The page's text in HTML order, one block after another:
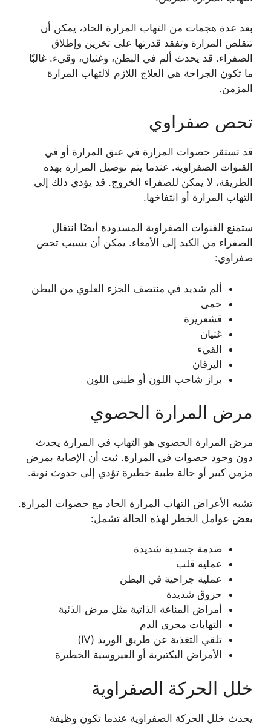
بعد عدة هجمات من التهاب المرارة الحاد، يمكن أن
تتقلص المرارة وتفقد قدرتها على تخزين وإطلاق
الصفراء. قد يحدث ألم في البطن، وغثيان، وقيء. غالبًا
ما تكون الجراحة هي العلاج اللازم لالتهاب المرارة
المزمن.
تحص صفراوي
قد تستقر حصوات المرارة في عنق المرارة أو في
القنوات الصفراوية. عندما يتم توصيل المرارة بهذه
الطريقة، لا يمكن للصفراء الخروج. قد يؤدي ذلك إلى
التهاب المرارة أو انتفاخها.
ستمنع القنوات الصفراوية المسدودة أيضًا انتقال
الصفراء من الكبد إلى الأمعاء. يمكن أن يسبب تحص
صفراوي:
ألم شديد في منتصف الجزء العلوي من البطن
حمى
قشعريرة
غثيان
القيء
اليرقان
براز شاحب اللون أو طيني اللون
مرض المرارة الحصوي
مرض المرارة الحصوي هو التهاب في المرارة يحدث
دون وجود حصوات في المرارة. ثبت أن الإصابة بمرض
مزمن كبير أو حالة طبية خطيرة تؤدي إلى حدوث نوبة.
تشبه الأعراض التهاب المرارة الحاد مع حصوات المرارة.
بعض عوامل الخطر لهذه الحالة تشمل:
صدمة جسدية شديدة
عملية قلب
عملية جراحية في البطن
حروق شديدة
أمراض المناعة الذاتية مثل مرض الذئبة
التهابات مجرى الدم
تلقي التغذية عن طريق الوريد (IV)
الأمراض البكتيرية أو الفيروسية الخطيرة
خلل الحركة الصفراوية
يحدث خلل الحركة الصفراوية عندما تكون وظيفة